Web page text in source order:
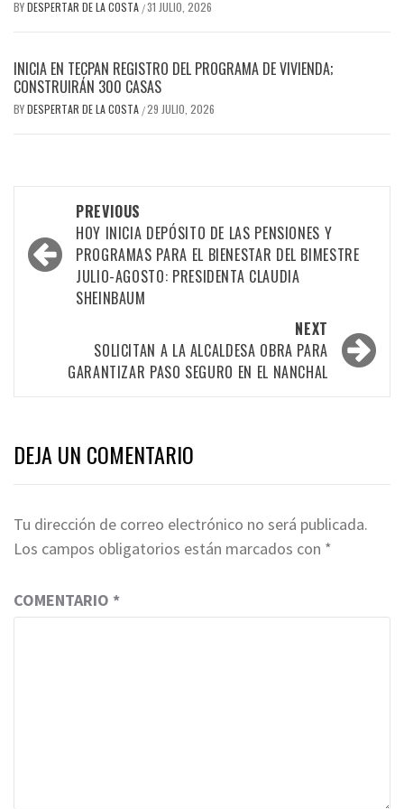
BYDESPERTAR DE LA COSTA /31 JULIO, 2026
INICIA EN TECPAN REGISTRO DEL PROGRAMA DE VIVIENDA;
CONSTRUIRÁN 300 CASAS
BYDESPERTAR DE LA COSTA /29 JULIO, 2026
navigation
PREVIOUS
HOY INICIA DEPÓSITO DE LAS PENSIONES Y
PROGRAMAS PARA EL BIENESTAR DEL BIMESTRE
JULIO-AGOSTO: PRESIDENTA CLAUDIA
SHEINBAUM
NEXT
SOLICITAN A LA ALCALDESA OBRA PARA
GARANTIZAR PASO SEGURO EN EL NANCHAL
DEJA UN COMENTARIO
Tu dirección de correo electrónico no será publicada.
Los campos obligatorios están marcados con *
COMENTARIO *